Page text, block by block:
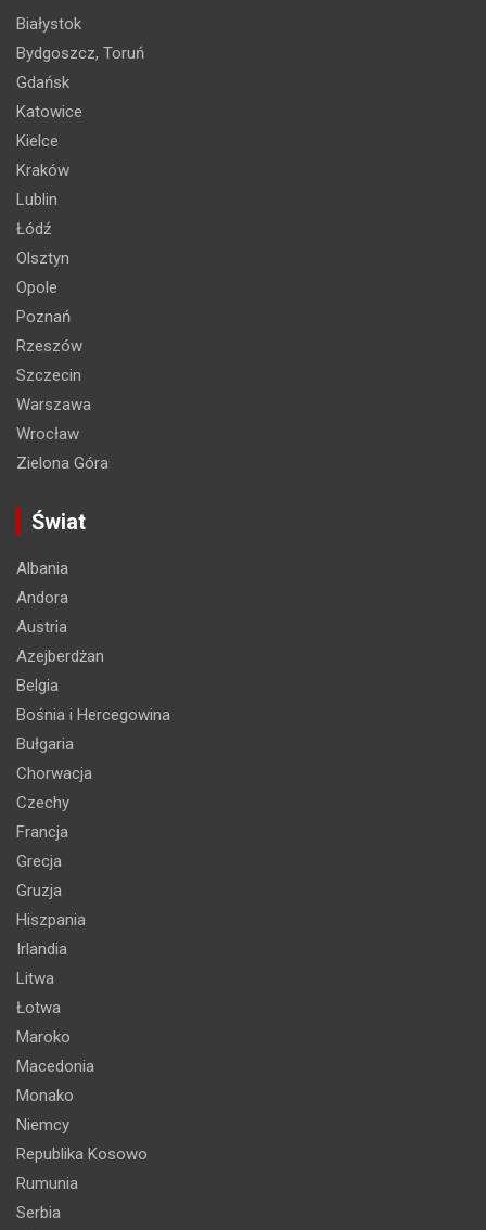
Białystok
Bydgoszcz, Toruń
Gdańsk
Katowice
Kielce
Kraków
Lublin
Łódź
Olsztyn
Opole
Poznań
Rzeszów
Szczecin
Warszawa
Wrocław
Zielona Góra
Świat
Albania
Andora
Austria
Azejberdżan
Belgia
Bośnia i Hercegowina
Bułgaria
Chorwacja
Czechy
Francja
Grecja
Gruzja
Hiszpania
Irlandia
Litwa
Łotwa
Maroko
Macedonia
Monako
Niemcy
Republika Kosowo
Rumunia
Serbia